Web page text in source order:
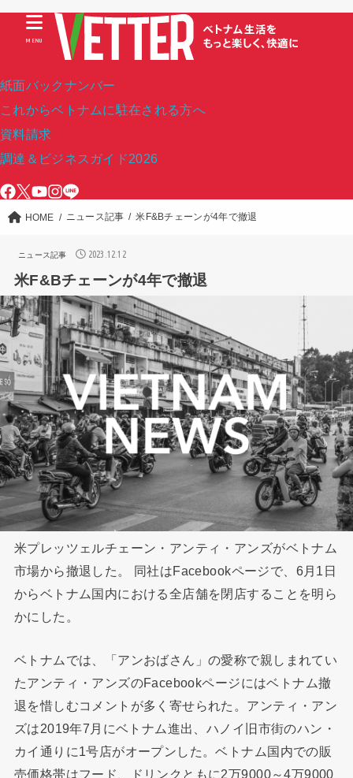
紙面バックナンバー
これからベトナムに駐在される方へ
資料請求
調達＆ビジネスガイド2026
MENU
HOME ニュース記事 米F&Bチェーンが4年で撤退
ニュース記事 2023.12.12
米F&Bチェーンが4年で撤退
米プレッツェルチェーン・アンティ・アンズがベトナム
市場から撤退した。 同社はFacebookページで、6月1日
からベトナム国内における全店舗を閉店することを明ら
かにした。
ベトナムでは、「アンおばさん」の愛称で親しまれてい
たアンティ・アンズのFacebookページにはベトナム撤
退を惜しむコメントが多く寄せられた。アンティ・アン
ズは2019年7月にベトナム進出、ハノイ旧市街のハン・
カイ通りに1号店がオープンした。ベトナム国内での販
売価格帯はフード、ドリンクともに2万9000～4万9000